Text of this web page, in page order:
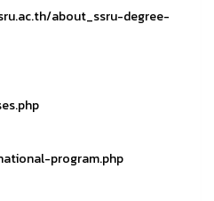
about_ssru-degree-
program.php